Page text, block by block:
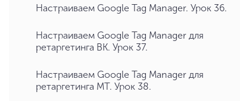
Настраиваем Google Tag Manager. Урок 36.
Настраиваем Google Tag Manager для
ретаргетинга ВК. Урок 37.
Настраиваем Google Tag Manager для
ретаргетинга МТ. Урок 38.